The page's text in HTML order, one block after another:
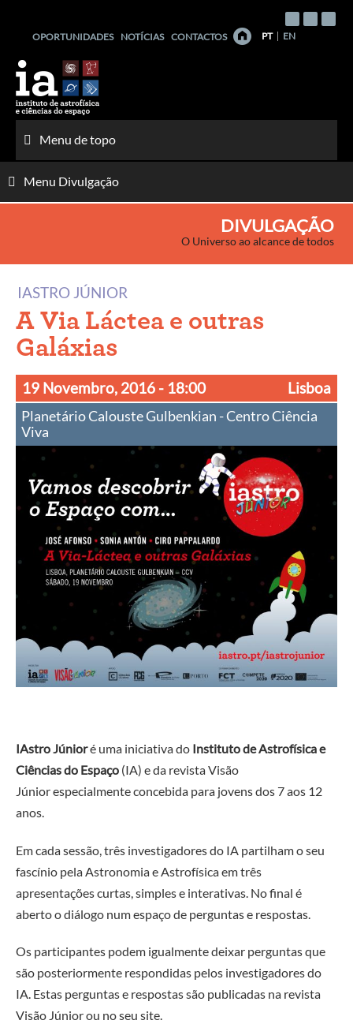
conteúdo
OPORTUNIDADES NOTÍCIAS CONTACTOS PT EN
Menu de topo
Menu Divulgação
DIVULGAÇÃO
O Universo ao alcance de todos
IASTRO JÚNIOR
A Via Láctea e outras
Galáxias
19 Novembro, 2016 - 18:00 Lisboa
Planetário Calouste Gulbenkian - Centro Ciência
Viva
IAstro Júnioré uma iniciativa do Instituto de Astrofísica e
Ciências do Espaço (IA) e da revista Visão
Júniorespecialmente concebida para jovensdos 7 aos 12
anos.
Em cada sessão, três investigadores do IA partilham o seu
fascínio pela Astronomia e Astrofísica em três
apresentações curtas, simples e interativas. No final é
aberto o diálogo num espaço de perguntas e respostas.
Os participantes podem igualmente deixar perguntas que
são posteriormente respondidas pelos investigadores do
IA. Estas perguntas e respostas são publicadas na revista
Visão Júnior ou no seu site.